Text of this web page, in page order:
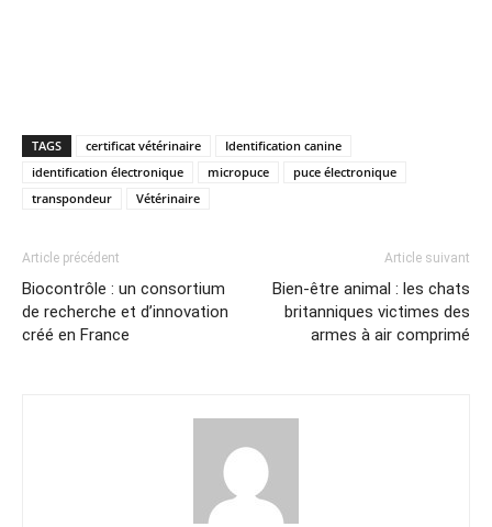
TAGS certificat vétérinaire
Identification canine
identification électronique
micropuce
puce électronique
transpondeur
Vétérinaire
Article précédent
Biocontrôle : un consortium
de recherche et d’innovation
créé en France
Article suivant
Bien-être animal : les chats
britanniques victimes des
armes à air comprimé